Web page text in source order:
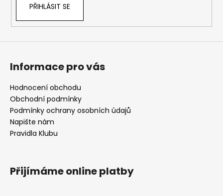
PŘIHLÁSIT SE
Informace pro vás
Hodnocení obchodu
Obchodní podmínky
Podmínky ochrany osobních údajů
Napište nám
Pravidla Klubu
Přijímáme online platby